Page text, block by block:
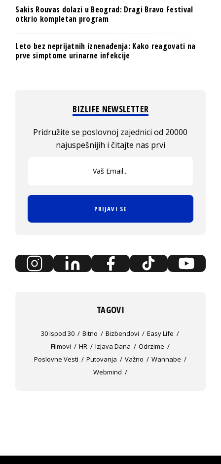
Sakis Rouvas dolazi u Beograd: Dragi Bravo Festival
otkrio kompletan program
Leto bez neprijatnih iznenađenja: Kako reagovati na
prve simptome urinarne infekcije
BIZLIFE NEWSLETTER
Pridružite se poslovnoj zajednici od 20000
najuspešnijih i čitajte nas prvi
PRIJAVI SE
TAGOVI
30 Ispod 30 Bitno Bizbendovi
Easy Life
Filmovi
HR Izjava Dana
Odrzime
Poslovne Vesti
Putovanja Važno
Wannabe
Webmind